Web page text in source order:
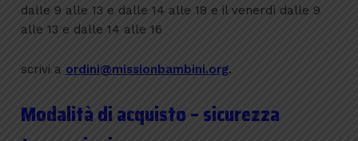
dalle 9 alle 13 e dalle 14 alle 18 e il venerdì dalle 9
alle 13 e dalle 14 alle 16
scrivi a ordini@missionbambini.org.
Modalità di acquisto – sicurezza